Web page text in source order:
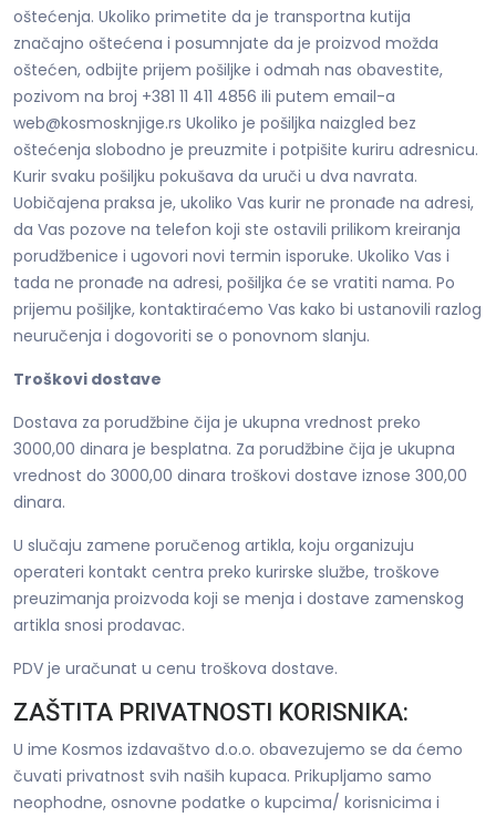
oštećenja. Ukoliko primetite da je transportna kutija
značajno oštećena i posumnjate da je proizvod možda
oštećen, odbijte prijem pošiljke i odmah nas obavestite,
pozivom na broj +381 11 411 4856 ili putem email-a
web@kosmosknjige.rs Ukoliko je pošiljka naizgled bez
oštećenja slobodno je preuzmite i potpišite kuriru adresnicu.
Kurir svaku pošiljku pokušava da uruči u dva navrata.
Uobičajena praksa je, ukoliko Vas kurir ne pronađe na adresi,
da Vas pozove na telefon koji ste ostavili prilikom kreiranja
porudžbenice i ugovori novi termin isporuke. Ukoliko Vas i
tada ne pronađe na adresi, pošiljka će se vratiti nama. Po
prijemu pošiljke, kontaktiraćemo Vas kako bi ustanovili razlog
neuručenja i dogovoriti se o ponovnom slanju.
Troškovi dostave
Dostava za porudžbine čija je ukupna vrednost preko
3000,00 dinara je besplatna. Za porudžbine čija je ukupna
vrednost do 3000,00 dinara troškovi dostave iznose 300,00
dinara.
U slučaju zamene poručenog artikla, koju organizuju
operateri kontakt centra preko kurirske službe, troškove
preuzimanja proizvoda koji se menja i dostave zamenskog
artikla snosi prodavac.
PDV je uračunat u cenu troškova dostave.
ZAŠTITA PRIVATNOSTI KORISNIKA:
U ime Kosmos izdavaštvo d.o.o. obavezujemo se da ćemo
čuvati privatnost svih naših kupaca. Prikupljamo samo
neophodne, osnovne podatke o kupcima/ korisnicima i